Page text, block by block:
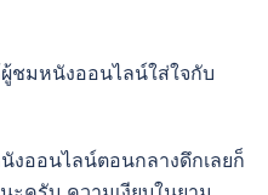
ชมหนังออนไลน์ใส่ใจกับ
งออนไลน์ตอนกลางดึกเลยก็